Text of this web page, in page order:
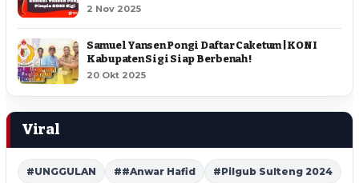
2 Nov 2025
Samuel Yansen Pongi Daftar Caketum | KONI
Kabupaten Sigi Siap Berbenah !
20 Okt 2025
Viral
#UNGGULAN ##Anwar Hafid #Pilgub Sulteng 2024